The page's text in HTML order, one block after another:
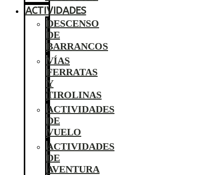
ACTIVIDADES
DESCENSO
DE
BARRANCOS
VÍAS
FERRATAS
Y
TIROLINAS
ACTIVIDADES
DE
VUELO
ACTIVIDADES
DE
AVENTURA